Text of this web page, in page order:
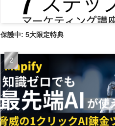
保護中: 5大限定特典